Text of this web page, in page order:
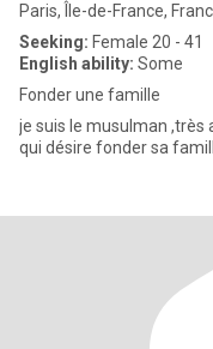
Paris, Île-de-France,
Seeking: Female 20 - 41
English ability: Some
Fonder une famille
je suis le musulman ,très
qui désire fonder sa